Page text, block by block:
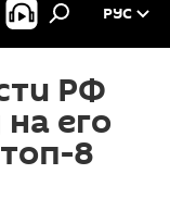
РУС
РФ
его
8